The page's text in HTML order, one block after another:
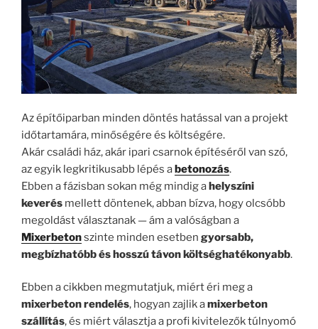
Az építőiparban minden döntés hatással van a projekt
időtartamára, minőségére és költségére.
Akár családi ház, akár ipari csarnok építéséről van szó,
az egyik legkritikusabb lépés abetonozás.
Ebben a fázisban sokan még mindig ahelyszíni
keverés mellett döntenek, abban bízva, hogy olcsóbb
megoldást választanak — ám a valóságban a
Mixerbetonszinte minden esetben gyorsabb,
megbízhatóbb és hosszú távon költséghatékonyabb.
Ebben a cikkben megmutatjuk, miért éri meg a
mixerbeton rendelés, hogyan zajlik amixerbeton
szállítás, és miért választja a profi kivitelezők túlnyomó